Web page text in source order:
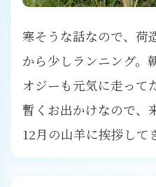
寒そうな話なので、荷
から少しランニング。
オジーも元気に走って
暫くお出かけなので、
12月の山羊に挨拶して